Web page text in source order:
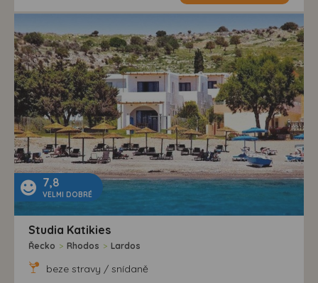
7,8
VELMI DOBRÉ
Studia Katikies
Řecko > Rhodos > Lardos
beze stravy / snídaně